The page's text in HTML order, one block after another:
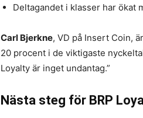
Deltagandet i klasser har ökat
Carl Bjerkne, VD på Insert Coin,
20 procent i de viktigaste
Loyalty är inget undantag.”
Nästa steg för BRP